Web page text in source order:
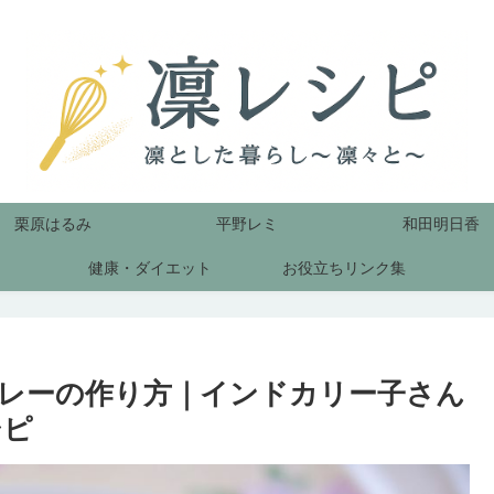
栗原はるみ 平野レミ 和田明日香
健康・ダイエット お役立ちリンク集
ーの作り方｜インドカリー子さん